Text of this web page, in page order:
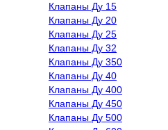
Клапаны Ду 15
Клапаны Ду 20
Клапаны Ду 25
Клапаны Ду 32
Клапаны Ду 350
Клапаны Ду 40
Клапаны Ду 400
Клапаны Ду 450
Клапаны Ду 500